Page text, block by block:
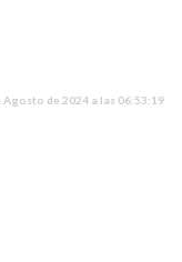
Agosto de 2024 a las 06:53:19